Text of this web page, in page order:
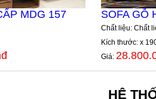
MDG 157 SOFA GỖ
Chất liệu: Chất
Kích thước: x
Giá:
HỆ